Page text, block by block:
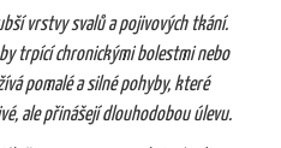
vrstvy svalů a pojivových tkání.
trpící chronickými bolestmi nebo
pomalé a silné pohyby, které
ale přinášejí dlouhodobou úlevu.